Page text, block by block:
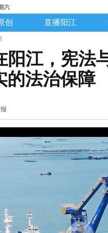
六
创 直播阳江
阳江，宪法
的法治保障